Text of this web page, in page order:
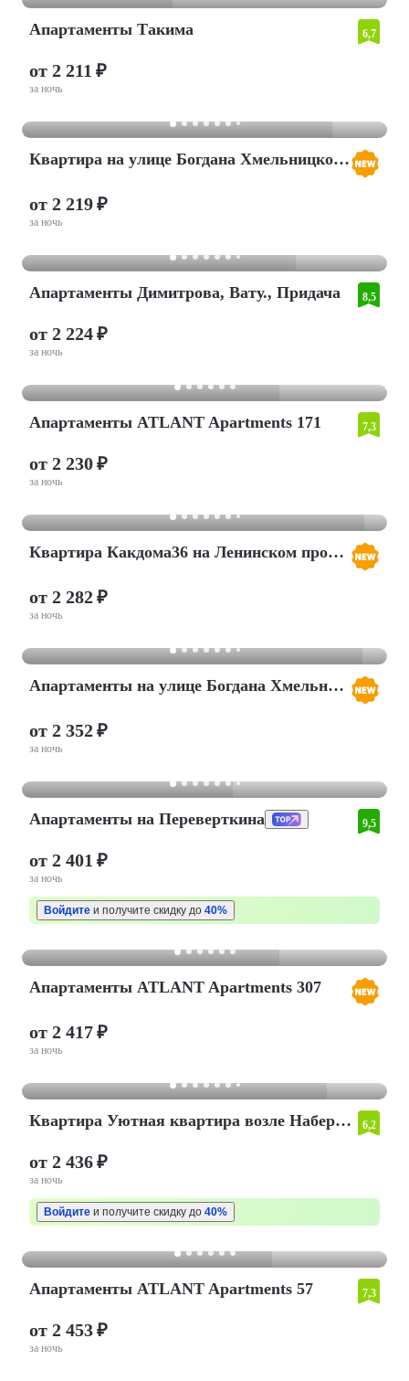
Апартаменты Такима 6,7
от 2 211 ₽
за ночь
Квартира на улице Богдана Хмельницкого 53А
от 2 219 ₽
за ночь
Апартаменты Димитрова, Вату., Придача 8,5
от 2 224 ₽
за ночь
Апартаменты ATLANT Apartments 171 7,3
от 2 230 ₽
за ночь
Квартира Какдома36 на Ленинском проспекте 124A
от 2 282 ₽
за ночь
Апартаменты на улице Богдана Хмельницкого, 53А
от 2 352 ₽
за ночь
Апартаменты нa Переверткина 9,5
от 2 401 ₽
за ночь
Войдите и получите скидку до 40%
Апартаменты ATLANT Apartments 307
от 2 417 ₽
за ночь
Квартира Уютная квартира возле Набережной 6,2
от 2 436 ₽
за ночь
Войдите и получите скидку до 40%
Апартаменты ATLANT Apartments 57 7,3
от 2 453 ₽
за ночь